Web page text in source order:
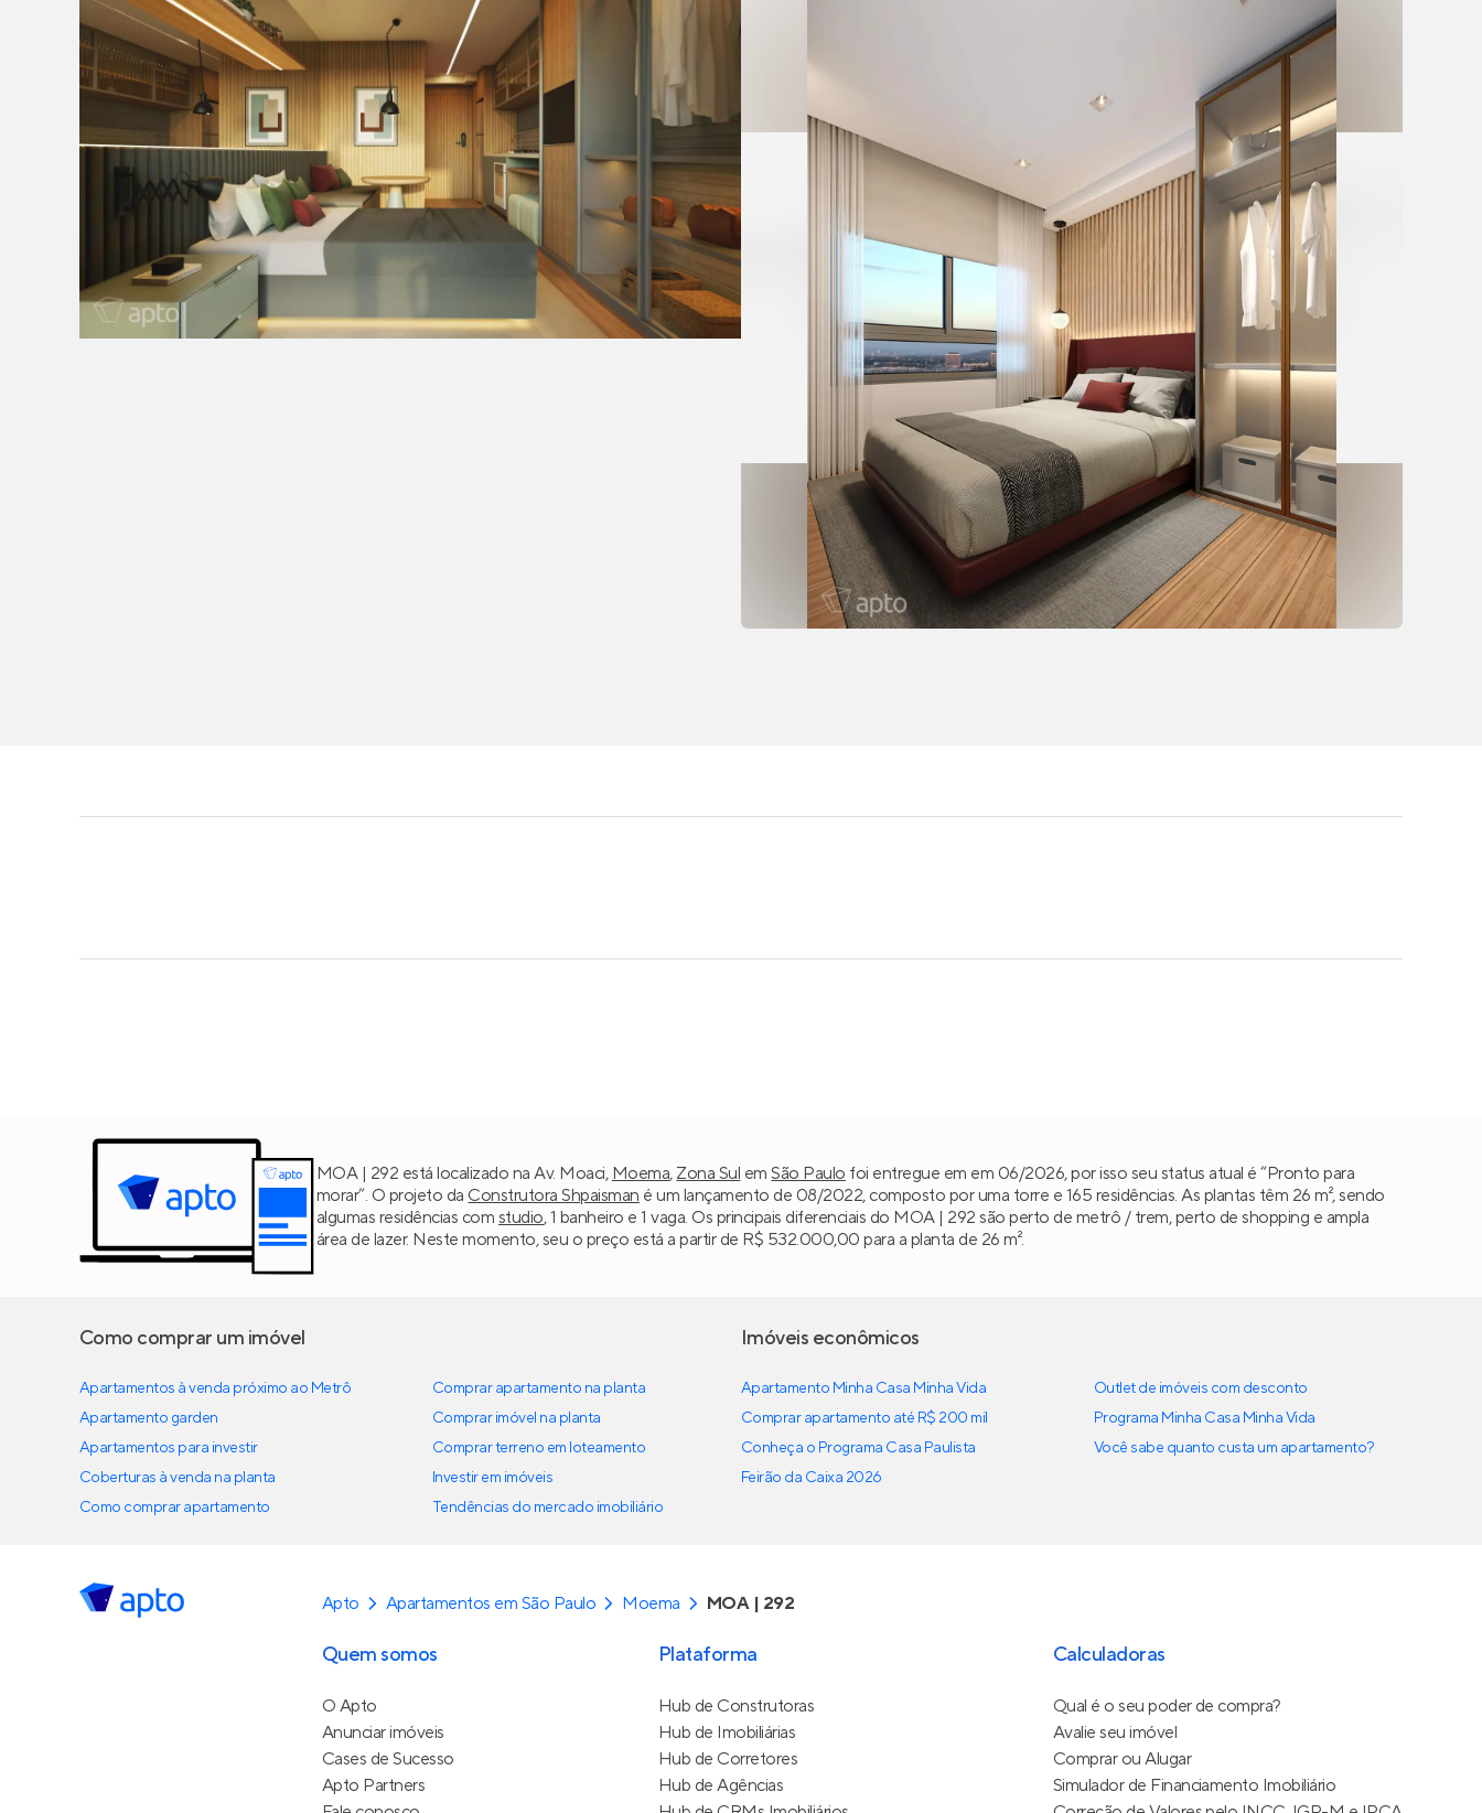
MOA | 292 está localizado na Av. Moaci, Moema, Zona Sul emSão Paulo foi entregue em em 06/2026, por isso seu status atual é “Pronto para
morar”. O projeto da Construtora Shpaisman é um lançamento de 08/2022, composto por uma torre e 165 residências. As plantas têm 26 m², sendo
algumas residências com studio, 1 banheiro e 1 vaga. Os principais diferenciais do MOA | 292 são perto de metrô / trem, perto de shopping e ampla
área de lazer. Neste momento, seu o preço está a partir de R$ 532.000,00 para a planta de 26 m².
Como comprar um imóvel
Apartamentos à venda próximo ao Metrô
Apartamento garden
Apartamentos para investir
Coberturas à venda na planta
Como comprar apartamento
Comprar apartamento na planta
Comprar imóvel na planta
Comprar terreno em loteamento
Investir em imóveis
Tendências do mercado imobiliário
Imóveis econômicos
Apartamento Minha Casa Minha Vida
Comprar apartamento até R$ 200 mil
Conheça o Programa Casa Paulista
Feirão da Caixa 2026
Outlet de imóveis com desconto
Programa Minha Casa Minha Vida
Você sabe quanto custa um apartamento?
Apto Apartamentos em São Paulo Moema MOA | 292
Quem somos
O Apto
Anunciar imóveis
Cases de Sucesso
Apto Partners
Plataforma
Hub de Construtoras
Hub de Imobiliárias
Hub de Corretores
Hub de Agências
Calculadoras
Qual é o seu poder de compra?
Avalie seu imóvel
Comprar ou Alugar
Simulador de Financiamento Imobiliário